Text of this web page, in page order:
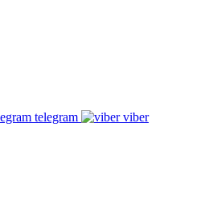
telegram viber